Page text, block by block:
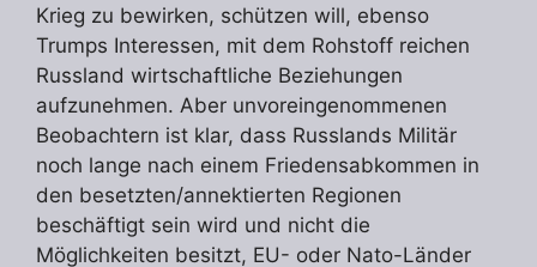
Krieg zu bewirken, schützen will, ebenso
Trumps Interessen, mit dem Rohstoff reichen
Russland wirtschaftliche Beziehungen
aufzunehmen. Aber unvoreingenommenen
Beobachtern ist klar, dass Russlands Militär
noch lange nach einem Friedensabkommen in
den besetzten/annektierten Regionen
beschäftigt sein wird und nicht die
Möglichkeiten besitzt, EU- oder Nato-Länder